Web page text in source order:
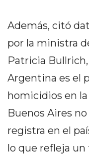
ZÁRATE
Y
DE
ZÁRATE
NOTICIAS
CAMPANA
EXALTACIÓN
Además, citó
por la ministra
Patricia
Argentina es el
homicidios en
Buenos Aires
registra en el
lo que refleja